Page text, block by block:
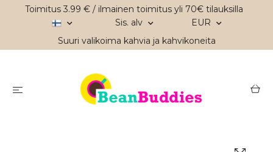
Toimitus 3.99 € / ilmainen toimitus yli 70€ tilauksilla
Sis. alv
EUR
Suuri valikoima kahvia ja kahvikoneita